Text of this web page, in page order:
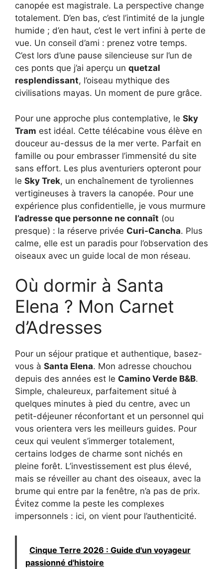
canopée est magistrale. La perspective change
totalement. D’en bas, c’est l’intimité de la jungle
humide ; d’en haut, c’est le vert infini à perte de
vue. Un conseil d’ami : prenez votre temps.
C’est lors d’une pause silencieuse sur l’un de
ces ponts que j’ai aperçu un quetzal
resplendissant, l’oiseau mythique des
civilisations mayas. Un moment de pure grâce.
Pour une approche plus contemplative, le Sky
Tram est idéal. Cette télécabine vous élève en
douceur au-dessus de la mer verte. Parfait en
famille ou pour embrasser l’immensité du site
sans effort. Les plus aventuriers opteront pour
le Sky Trek, un enchaînement de tyroliennes
vertigineuses à travers la canopée. Pour une
expérience plus confidentielle, je vous murmure
l’adresse que personne ne connaît (ou
presque) : la réserve privée Curi-Cancha. Plus
calme, elle est un paradis pour l’observation des
oiseaux avec un guide local de mon réseau.
Où dormir à Santa
Elena ? Mon Carnet
d’Adresses
Pour un séjour pratique et authentique, basez-
vous à Santa Elena. Mon adresse chouchou
depuis des années est le Camino Verde B&B.
Simple, chaleureux, parfaitement situé à
quelques minutes à pied du centre, avec un
petit-déjeuner réconfortant et un personnel qui
vous orientera vers les meilleurs guides. Pour
ceux qui veulent s’immerger totalement,
certains lodges de charme sont nichés en
pleine forêt. L’investissement est plus élevé,
mais se réveiller au chant des oiseaux, avec la
brume qui entre par la fenêtre, n’a pas de prix.
Évitez comme la peste les complexes
impersonnels : ici, on vient pour l’authenticité.
Cinque Terre 2026 : Guide d'un voyageur
passionné d'histoire